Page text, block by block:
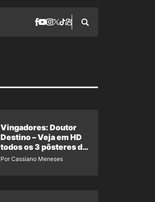
Vingadores: Doutor
Destino – Veja em HD
todos os 3 pôsteres de
‘Doomsday’ + 1 imagem
Por Cassiano Meneses